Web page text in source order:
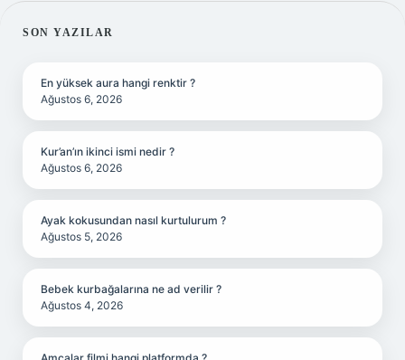
SIDEBAR
SON YAZILAR
En yüksek aura hangi renktir ?
Ağustos 6, 2026
Kur’an’ın ikinci ismi nedir ?
Ağustos 6, 2026
Ayak kokusundan nasıl kurtulurum ?
Ağustos 5, 2026
Bebek kurbağalarına ne ad verilir ?
Ağustos 4, 2026